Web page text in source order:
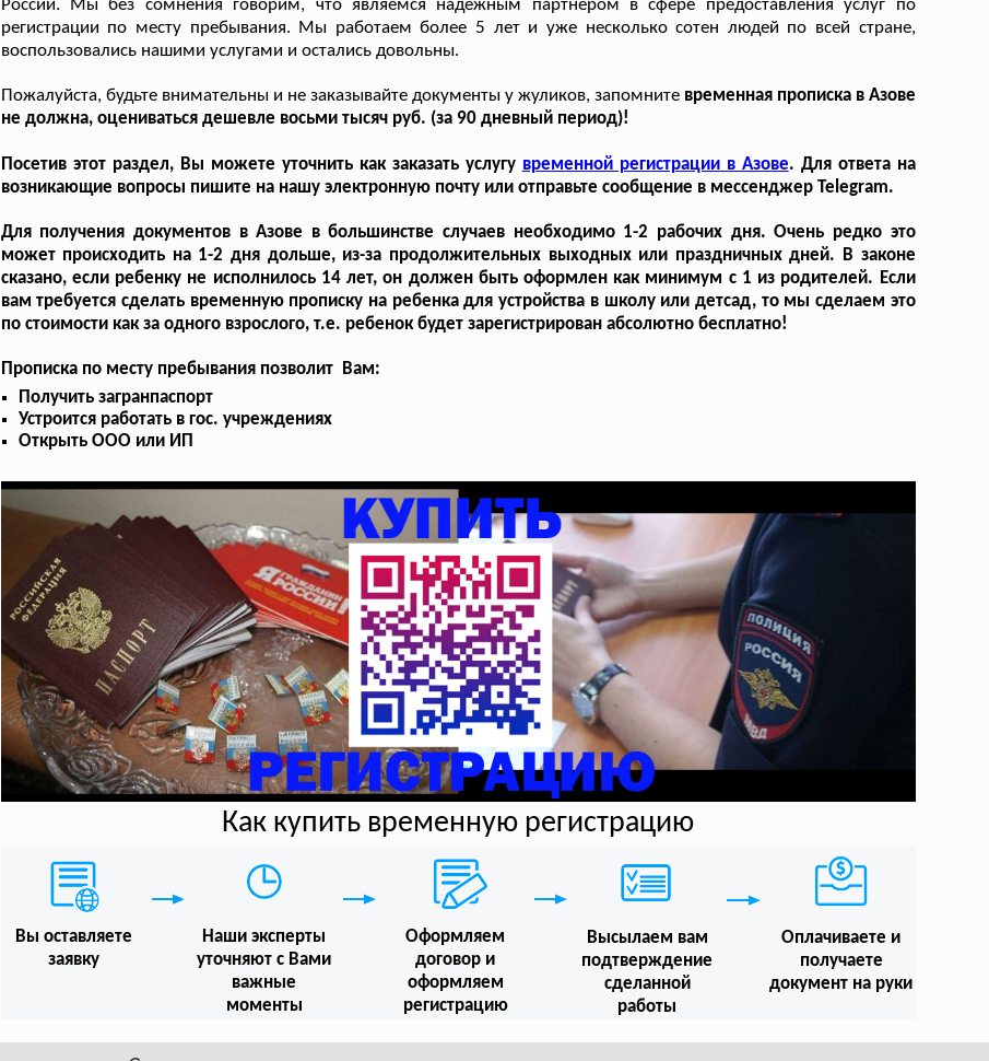
России. Мы без сомнения говорим, что являемся надежным партнером в сфере предоставления услуг по
регистрации по месту пребывания. Мы работаем более 5 лет и уже несколько сотен людей по всей стране,
воспользовались нашими услугами и остались довольны.
Пожалуйста, будьте внимательны и не заказывайте документы у жуликов, запомните временная прописка в Азове
не должна, оцениваться дешевле восьми тысяч руб. (за 90 дневный период)!
Посетив этот раздел, Вы можете уточнить как заказать услугу временной регистрации в Азове. Для ответа на
возникающие вопросы пишите на нашу электронную почту или отправьте сообщение в мессенджер Telegram.
Для получения документов в Азове в большинстве случаев необходимо 1-2 рабочих дня. Очень редко это
может происходить на 1-2 дня дольше, из-за продолжительных выходных или праздничных дней. В законе
сказано, если ребенку не исполнилось 14 лет, он должен быть оформлен как минимум с 1 из родителей. Если
вам требуется сделать временную прописку на ребенка для устройства в школу или детсад, то мы сделаем это
по стоимости как за одного взрослого, т.е. ребенок будет зарегистрирован абсолютно бесплатно!
Прописка по месту пребывания позволит Вам:
Получить загранпаспорт
Устроится работать в гос. учреждениях
Открыть ООО или ИП
Как купить временную регистрацию
Вы оставляете
заявку
Наши эксперты
уточняют с Вами
важные
моменты
Оформляем
договор и
оформляем
регистрацию
Высылаем вам
подтверждение
сделанной
работы
Оплачиваете и
получаете
документ на руки